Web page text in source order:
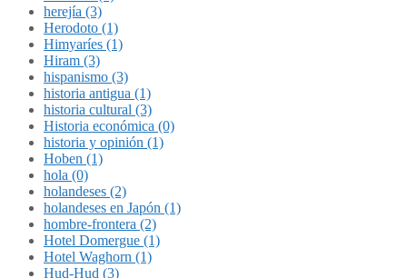
herejía (3)
Herodoto (1)
Himyaríes (1)
Hiram (3)
hispanismo (3)
historia antigua (1)
historia cultural (3)
Historia económica (0)
historia y opinión (1)
Hoben (1)
hola (0)
holandeses (2)
holandeses en Japón (1)
hombre-frontera (2)
Hotel Domergue (1)
Hotel Waghorn (1)
Hud-Hud (3)